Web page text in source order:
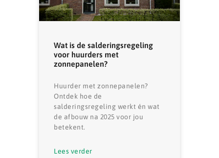
Wat is de salderingsregeling
voor huurders met
zonnepanelen?
Huurder met zonnepanelen?
Ontdek hoe de
salderingsregeling werkt én wat
de afbouw na 2025 voor jou
betekent.
Lees verder